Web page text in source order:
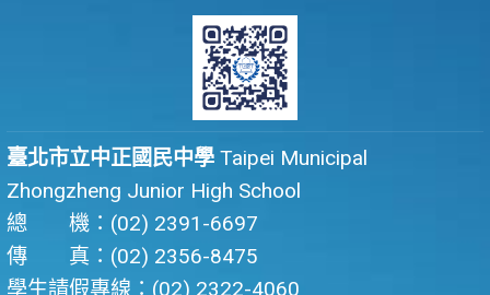
臺北市立中正國民中學 Taipei Municipal
Zhongzheng Junior High School
總 機：(02) 2391-6697
傳 真：(02) 2356-8475
學生請假專線：(02) 2322-4060